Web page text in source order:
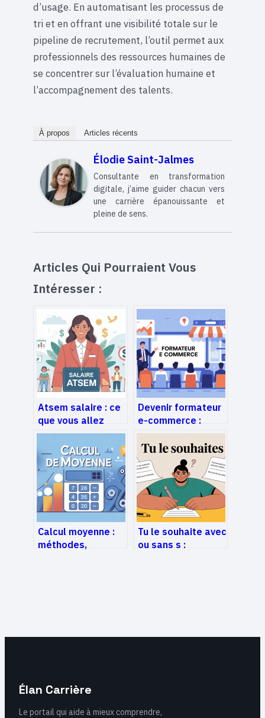
d’usage. En automatisant les processus de
tri et en offrant une visibilité totale sur le
pipeline de recrutement, l’outil permet aux
professionnels des ressources humaines de
se concentrer sur l’évaluation humaine et
l’accompagnement des talents.
À propos Articles récents
Élodie Saint-Jalmes
Consultante en transformation
digitale, j’aime guider chacun vers
une carrière épanouissante et
pleine de sens.
Articles Qui Pourraient Vous
Intéresser :
Atsem salaire : ce
que vous allez
vraiment gagner en
2025
Devenir formateur
e-commerce :
construire une
activité rentable
et crédible
Calcul moyenne :
méthodes,
Tu le souhaite avec
ou sans s :
Élan Carrière
Le portail qui aide à mieux comprendre,